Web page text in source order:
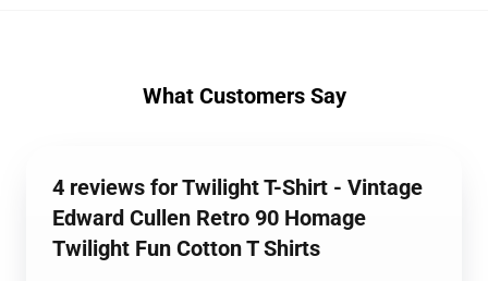
What Customers Say
4 reviews for Twilight T-Shirt - Vintage
Edward Cullen Retro 90 Homage
Twilight Fun Cotton T Shirts